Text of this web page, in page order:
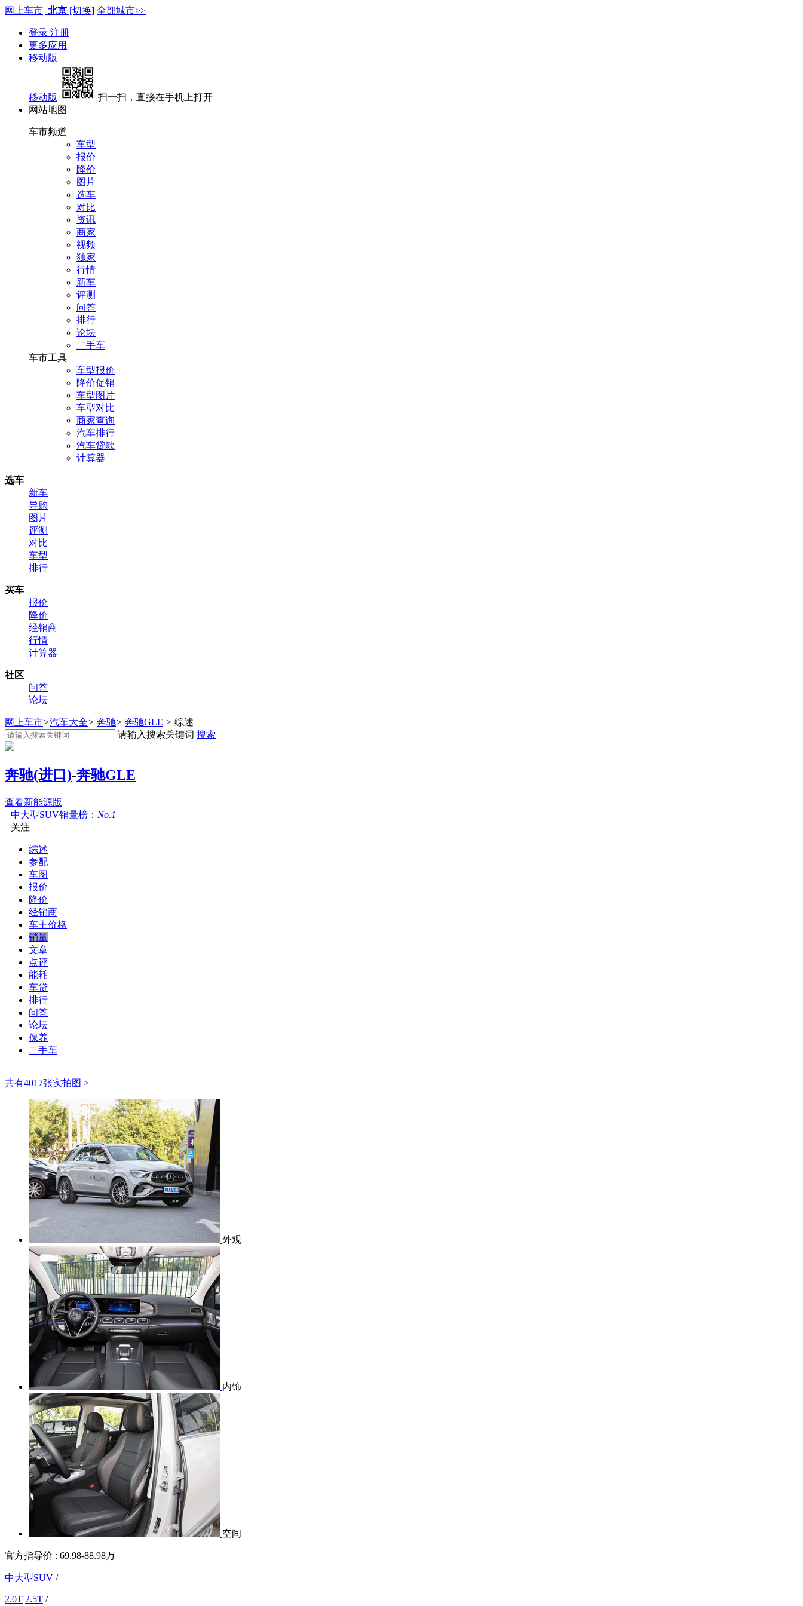
网上车市 北京 [切换] 全部城市>>
登录 注册
更多应用
移动版
移动版
扫一扫，直接在手机上打开
网站地图
车市频道
车型
报价
降价
图片
选车
对比
资讯
商家
视频
独家
行情
新车
评测
问答
排行
论坛
二手车
车市工具
车型报价
降价促销
车型图片
车型对比
商家查询
汽车排行
汽车贷款
计算器
选车
新车
导购
图片
评测
对比
车型
排行
买车
报价
降价
经销商
行情
计算器
社区
问答
论坛
网上车市>汽车大全> 奔驰> 奔驰GLE > 综述
请输入搜索关键词 搜索
奔驰(进口)-奔驰GLE
查看新能源版
中大型SUV销量榜： No.1
关注
综述
参配
车图
报价
降价
经销商
车主价格
销量
文章
点评
能耗
车贷
排行
问答
论坛
保养
二手车
共有4017张实拍图 >
外观
内饰
空间
官方指导价 : 69.98-88.98万
中大型SUV /
2.0T 2.5T /